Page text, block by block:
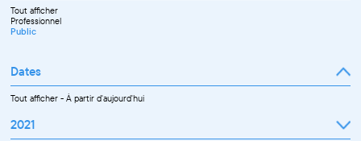
Tout afficher
Professionnel
Public
Dates
Tout afficher-À partir d'aujourd'hui
2021